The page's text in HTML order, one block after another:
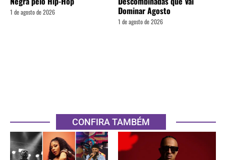
1 de agosto de 2026 Dominar Agosto
1 de agosto de 2026
CONFIRA TAMBÉM